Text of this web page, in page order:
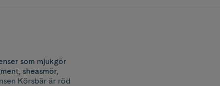
som mjukgör
sheasmör,
Körsbär är röd